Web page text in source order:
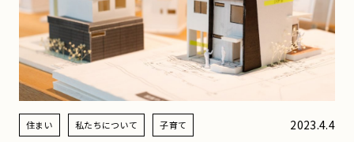
リ
ブ
ラ
ン
ド
住まい 私たちについて 子育て 2023.4.4